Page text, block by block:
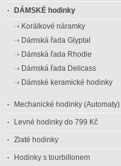
DÁMSKÉ hodinky
Korálkové náramky
Dámská řada Glyptal
Dámská řada Rhodie
Dámská řada Delicass
Dámské keramické hodinky
Mechanické hodinky (Automaty)
Levné hodinky do 799 Kč
Zlaté hodinky
Hodinky s tourbillonem